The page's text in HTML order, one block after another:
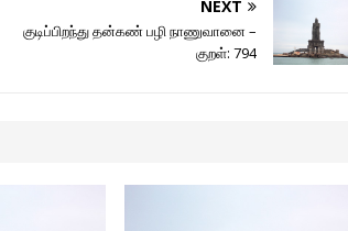
NEXT
குடிப்பிறந்து தன்கண் பழி நாணுவானை –
குறள்: 794